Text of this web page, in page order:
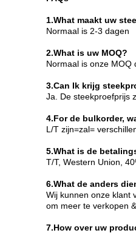
1.What maakt uw
Normaal is 2-3 dagen
2.What is uw MOQ?
Normaal is onze MOQ
3.Can Ik krijg
Ja. De steekproefprijs
4.For de bulkorder,
L/T zijn=zal=
5.What is de
T/T, Western Union,
6.What de anders
Wij kunnen onze klant
om meer te verkopen
7.How over uw